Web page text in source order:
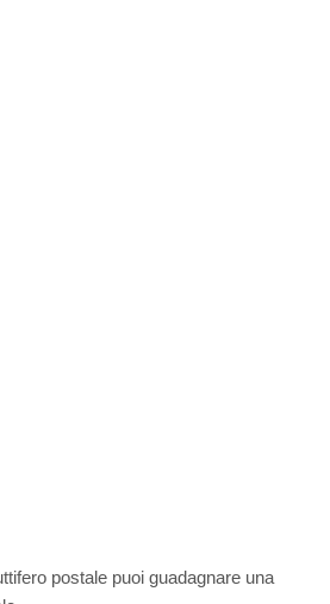
postale puoi guadagnare una